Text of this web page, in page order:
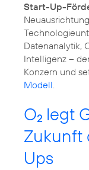
Start-Up-
Datenanalytik,
Intelligenz –
Konzern und
Modell.
O2 legt
Zukunft
Ups